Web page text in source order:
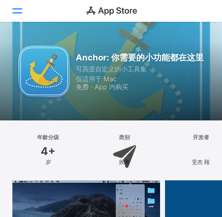
探索
创作
工作
游戏
开发
类别
iPhone
Anchor: 你需要的小功能都在这里
可高度自定义的小工具集
仅适用于 Mac
免费 · App 内购买
年龄分级
4+
岁
类别
效率
开发者
旻杰 顾